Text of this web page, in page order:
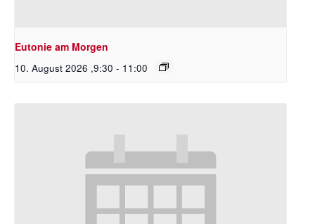
Eutonie am Morgen
10. August 2026 ,9:30 - 11:00